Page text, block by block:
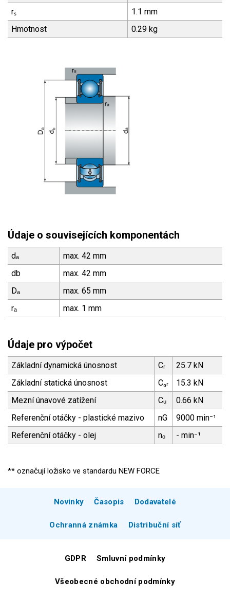
rₛ
1.1 mm
Hmotnost
0.29 kg
Údaje o souvisejících komponentách
dₐ
max. 42 mm
db
max. 42 mm
Dₐ
max. 65 mm
rₐ
max. 1 mm
Údaje pro výpočet
Základní dynamická únosnost Cᵣ
25.7 kN
Základní statická únosnost
C₀ᵣ
15.3 kN
Mezní únavové zatížení
Cᵤ
0.66 kN
Referenční otáčky - plastické mazivo
nG
9000 min⁻¹
Referenční otáčky - olej
nₒ - min⁻¹
** označují ložisko ve standardu NEW FORCE
Novinky Časopis Dodavatelé
Ochranná známka Distribuční síť
GDPR Smluvní podmínky
Všeobecné obchodní podmínky